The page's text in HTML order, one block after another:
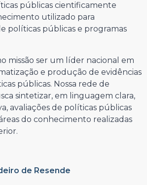
públicas cientificamente
utilizado para
políticas públicas e programas
missão ser um líder nacional em
e produção de evidências
públicas. Nossa rede de
sintetizar, em linguagem clara,
avaliações de políticas públicas
do conhecimento realizadas
de Resende